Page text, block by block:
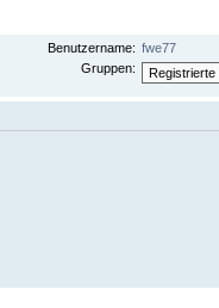
Benutzername: fwe77
Gruppen: